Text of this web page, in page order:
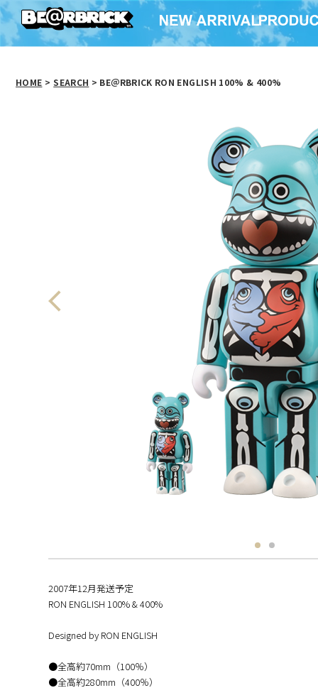
HOME > SEARCH > BE＠RBRICK RON ENGLISH 100% & 400%
2007年12月発送予定
RON ENGLISH 100% & 400%
Designed by RON ENGLISH
●全高約70mm（100％）
●全高約280mm（400％）